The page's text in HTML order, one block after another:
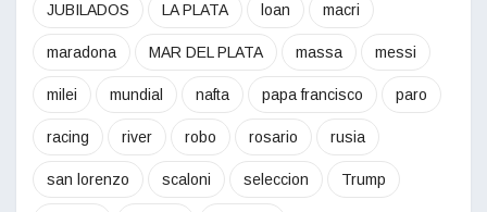
JUBILADOS LA PLATA loan macri
maradona MAR DEL PLATA massa messi
milei mundial nafta papa francisco paro
racing river robo rosario rusia
san lorenzo scaloni seleccion Trump